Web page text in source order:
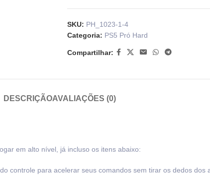
SKU: PH_1023-1-4
Categoria: PS5 Pró Hard
Compartilhar:
DESCRIÇÃOAVALIAÇÕES (0)
em alto nível, já incluso os itens abaixo:
controle para acelerar seus comandos sem tirar os dedos dos